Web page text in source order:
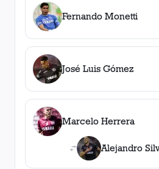
Fernando Monetti
José Luis Gómez
Marcelo Herrera
Alejandro